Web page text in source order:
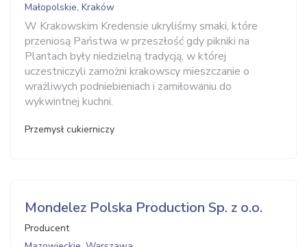
Małopolskie, Kraków
W Krakowskim Kredensie ukryliśmy smaki, które
przeniosą Państwa w przeszłość gdy pikniki na
Plantach były niedzielną tradycją, w której
uczestniczyli zamożni krakowscy mieszczanie o
wrażliwych podniebieniach i zamiłowaniu do
wykwintnej kuchni.
Przemysł cukierniczy
Mondelez Polska Production Sp. z o.o.
Producent